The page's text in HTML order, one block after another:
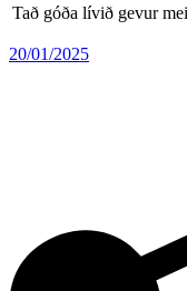
Tað góða lívið gevur
20/01/2025